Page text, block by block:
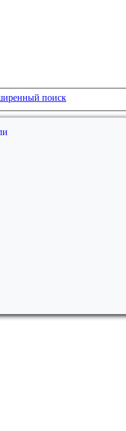
поиск